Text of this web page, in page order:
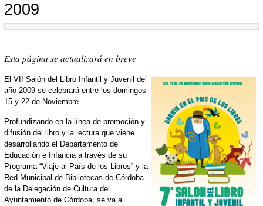
2009
Esta página se actualizará en breve
El VII Salón del Libro Infantil y Juvenil del
año 2009 se celebrará entre los domingos
15 y 22 de Noviembre
Profundizando en la línea de promoción y
difusión del libro y la lectura que viene
desarrollando el Departamento de
Educación e Infancia a través de su
Programa “Viaje al País de los Libros” y la
Red Municipal de Bibliotecas de Córdoba
de la Delegación de Cultura del
Ayuntamiento de Córdoba, se va a